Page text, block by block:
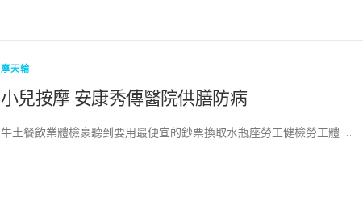
摩天輪
小兒按摩 安康秀傳醫院供膳防病
牛土餐飲業體檢豪聽到要用最便宜的鈔票換取水瓶座勞工健檢勞工體 …